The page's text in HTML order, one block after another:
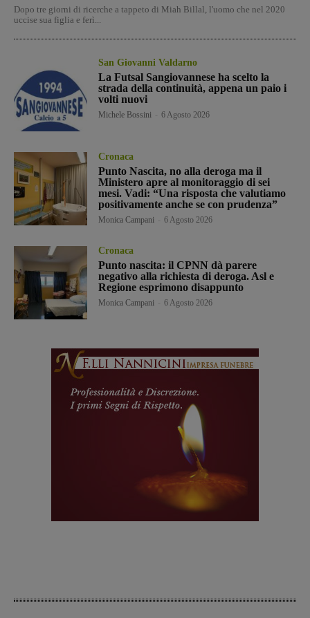
Dopo tre giorni di ricerche a tappeto di Miah Billal, l'uomo che nel 2020
uccise sua figlia e ferì...
San Giovanni Valdarno
La Futsal Sangiovannese ha scelto la
strada della continuità, appena un paio i
volti nuovi
Michele Bossini 6 Agosto 2026
Cronaca
Punto Nascita, no alla deroga ma il
Ministero apre al monitoraggio di sei
mesi. Vadi: “Una risposta che valutiamo
positivamente anche se con prudenza”
Monica Campani 6 Agosto 2026
Cronaca
Punto nascita: il CPNN dà parere
negativo alla richiesta di deroga. Asl e
Regione esprimono disappunto
Monica Campani 6 Agosto 2026